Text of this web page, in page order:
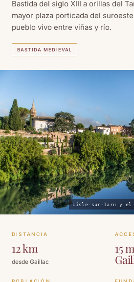
Bastida del siglo XIII a orillas del
mayor plaza porticada del
pueblo vivo entre viñas y río.
BASTIDA MEDIEVAL
Lisle-sur-Tarn y el
DISTANCIA
12 km
desde Gaillac
15